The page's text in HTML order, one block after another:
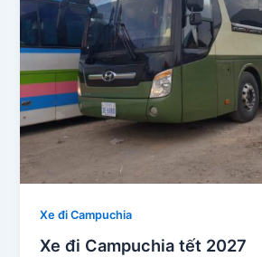
Xe đi Campuchia
Xe đi Campuchia tết 2027